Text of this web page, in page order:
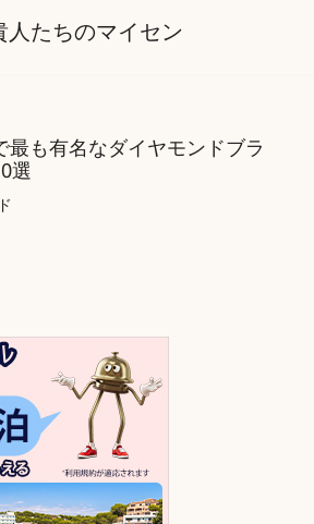
人たちのマイセン
最も有名なダイヤモンドブラ
選